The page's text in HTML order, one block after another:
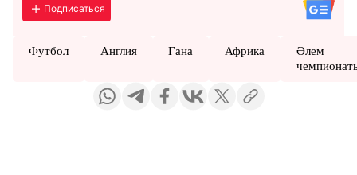
Подписаться
Футбол Англия Гана Африка
Әлем